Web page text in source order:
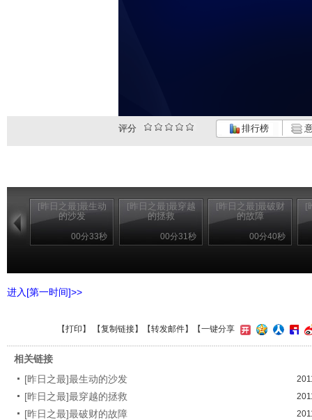
评分 排行榜
[昨日之最]最生动
的沙发
00分33秒
[昨日之最]最穿越
的拯救
00分31秒
[昨日之最]最破财
的故障
00分40秒
[
进入[第一时间]>>
【打印 】 【复制链接】【转发邮件】 【一键分享
相关链接
[昨日之最]最生动的沙发
[昨日之最]最穿越的拯救
[昨日之最]最破财的故障